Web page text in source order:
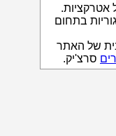
אטרקציות.
בתחום
של האתר
סרצ'יק.